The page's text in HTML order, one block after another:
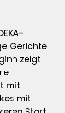
Gerichte
zeigt
mit
mit